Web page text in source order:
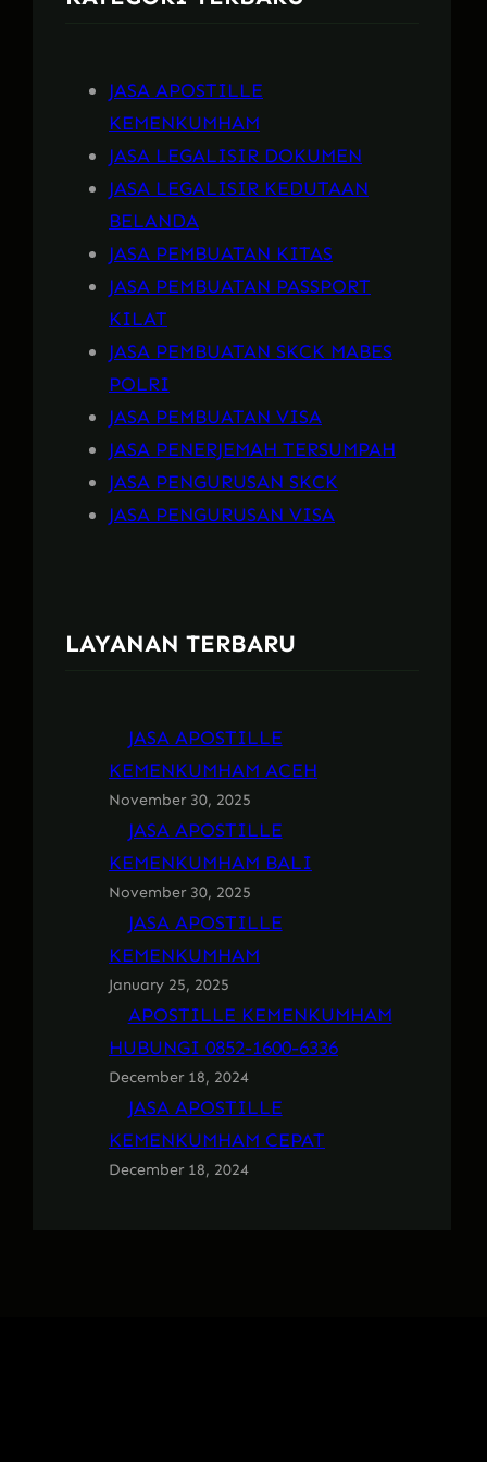
JASA APOSTILLE
KEMENKUMHAM
JASA LEGALISIR DOKUMEN
JASA LEGALISIR KEDUTAAN
BELANDA
JASA PEMBUATAN KITAS
JASA PEMBUATAN PASSPORT
KILAT
JASA PEMBUATAN SKCK MABES
POLRI
JASA PEMBUATAN VISA
JASA PENERJEMAH TERSUMPAH
JASA PENGURUSAN SKCK
JASA PENGURUSAN VISA
LAYANAN TERBARU
JASA APOSTILLE
KEMENKUMHAM ACEH
November 30, 2025
JASA APOSTILLE
KEMENKUMHAM BALI
November 30, 2025
JASA APOSTILLE
KEMENKUMHAM
January 25, 2025
APOSTILLE KEMENKUMHAM
HUBUNGI 0852-1600-6336
December 18, 2024
JASA APOSTILLE
KEMENKUMHAM CEPAT
December 18, 2024